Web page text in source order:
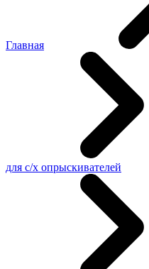
Главная
для с/х опрыскивателей